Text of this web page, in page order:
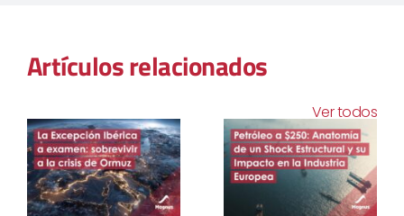
Artículos relacionados
Ver todos